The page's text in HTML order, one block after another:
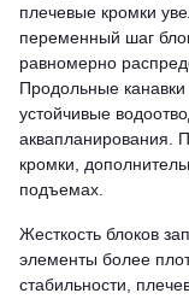
плечевые кромки
переменный шаг
равномерно
Продольные
устойчивые
аквапланирования.
кромки,
подъемах.
Жесткость блоков
элементы более
стабильности,